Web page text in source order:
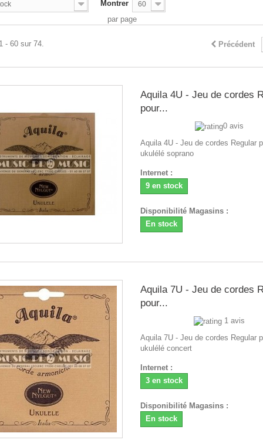
Montrer 60
par page
Précédent
- 60 sur 74.
Aquila 4U - Jeu de cordes
pour...
0 avis
Aquila 4U - Jeu de cordes Regular
ukulélé soprano
Internet :
9 en stock
Disponibilité Magasins :
En stock
Aquila 7U - Jeu de cordes
pour...
1 avis
Aquila 7U - Jeu de cordes Regular
ukulélé concert
Internet :
3 en stock
Disponibilité Magasins :
En stock